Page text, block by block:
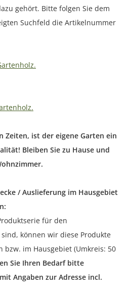
gehört. Bitte folgen Sie dem
Suchfeld die Artikelnummer
Zeiten, ist der eigene Garten ein
Bleiben Sie zu Hause und
/ Auslieferung im Hausgebiet
für den
können wir diese Produkte
im Hausgebiet (Umkreis: 50
Sie Ihren Bedarf bitte
Angaben zur Adresse incl.